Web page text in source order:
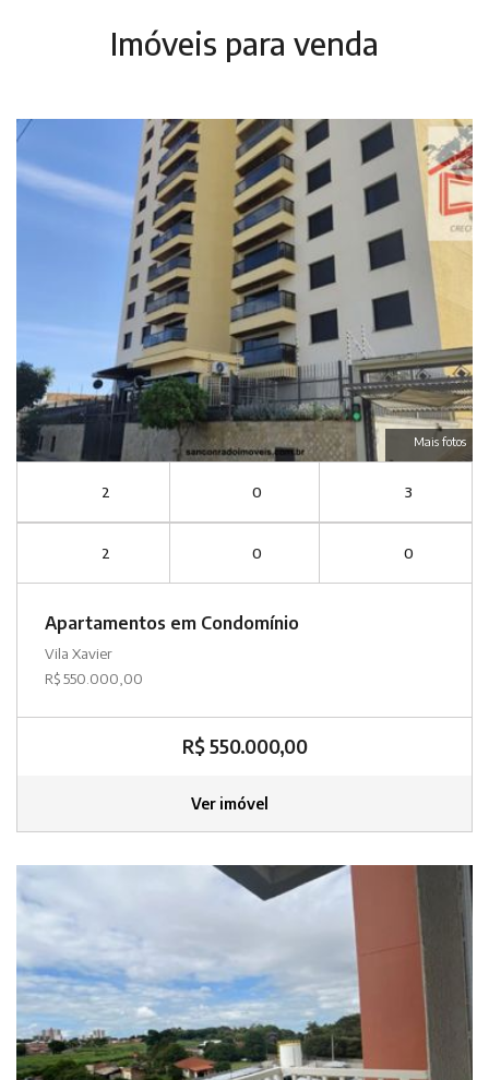
Imóveis para venda
Mais fotos
2 0 3
2 0 0
Apartamentos em Condomínio
Vila Xavier
R$ 550.000,00
R$ 550.000,00
Ver imóvel